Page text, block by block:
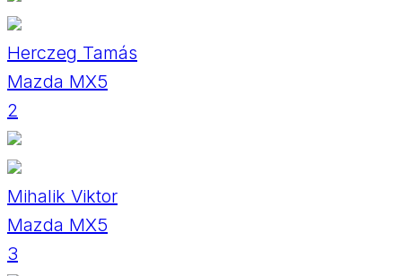
Herczeg Tamás
Mazda MX5
2
Mihalik Viktor
Mazda MX5
3